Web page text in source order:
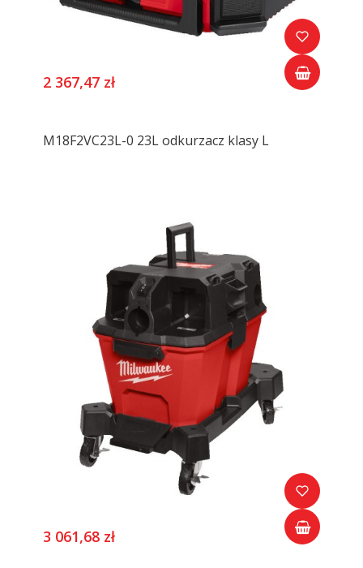
2 367,47 zł
M18F2VC23L-0 23L odkurzacz klasy L
3 061,68 zł